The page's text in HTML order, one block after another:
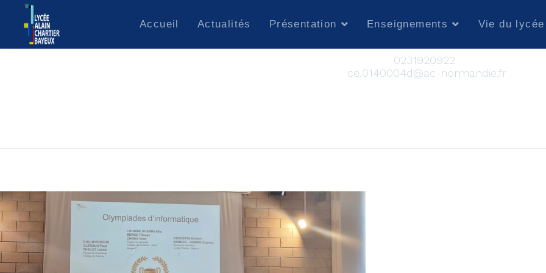
Accueil Actualités Présentation Enseignements Vie du lycée
Lycée Alain CHARTIER
0231920922
ce.0140004d@ac-normandie.fr